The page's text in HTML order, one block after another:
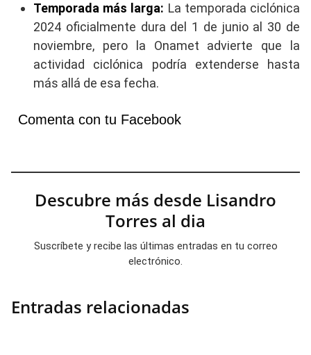
Temporada más larga: La temporada ciclónica
2024 oficialmente dura del 1 de junio al 30 de
noviembre, pero la Onamet advierte que la
actividad ciclónica podría extenderse hasta
más allá de esa fecha.
Comenta con tu Facebook
Descubre más desde Lisandro
Torres al dia
Suscríbete y recibe las últimas entradas en tu correo
electrónico.
Entradas relacionadas